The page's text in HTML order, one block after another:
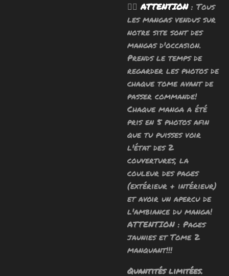
🧙‍♂️ATTENTION : Tous
les mangas vendus sur
notre site sont des
mangas d'occasion.
Prends le temps de
regarder les photos de
chaque tome avant de
passer commande!
Chaque manga a été
pris en 5 photos afin
que tu puisses voir
l'état des 2
couvertures, la
couleur des pages
(extérieur + intérieur)
et avoir un apercu de
l'ambiance du manga!
ATTENTION : Pages
jaunies et Tome 2
manquant!!!
Quantités limitées.